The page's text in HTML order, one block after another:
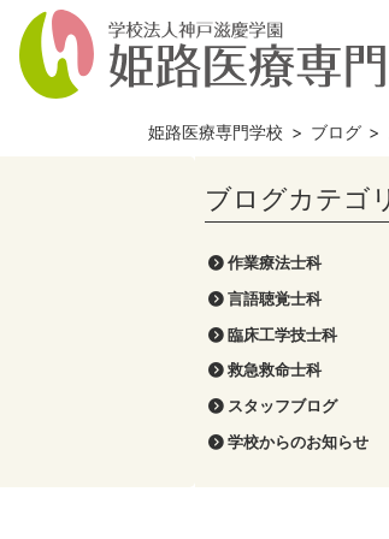
姫路医療専門学校 > ブログ >
作業療法士科
言語聴覚士科
臨床工学技士科
救急救命士科
スタッフブログ
学校からのお知らせ